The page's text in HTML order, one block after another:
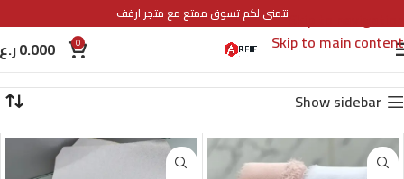
Skip to navigation
Skip to main content
نتمنى لكم تسوق ممتع مع متجر ارفف
0
0.000
Show sidebar